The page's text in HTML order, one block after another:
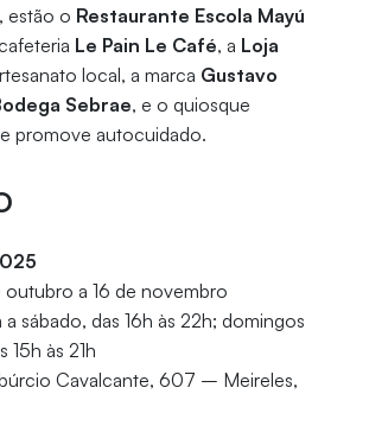
estão o Restaurante Escola Mayú
Le Pain Le Café, a Loja
local, a marca Gustavo
Sebrae, e o quiosque
promove autocuidado.
outubro a 16 de novembro
sábado, das 16h às 22h; domingos
15h às 21h
Cavalcante, 607 – Meireles,